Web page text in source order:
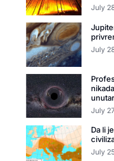
July
July
July
Da li
July